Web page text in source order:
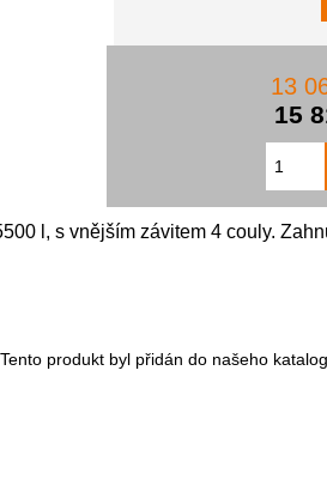
13
15
l, s vnějším závitem 4 couly.
Tento produkt byl přidán do našeho